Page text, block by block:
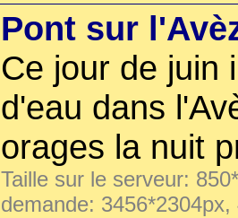
Pont sur
Ce jour de juin
d'eau dans
orages la nuit
Taille sur le serveur:
demande: